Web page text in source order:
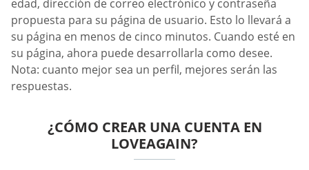
edad, dirección de correo electrónico y contraseña
propuesta para su página de usuario. Esto lo llevará a
su página en menos de cinco minutos. Cuando esté en
su página, ahora puede desarrollarla como desee.
Nota: cuanto mejor sea un perfil, mejores serán las
respuestas.
¿CÓMO CREAR UNA CUENTA EN
LOVEAGAIN?